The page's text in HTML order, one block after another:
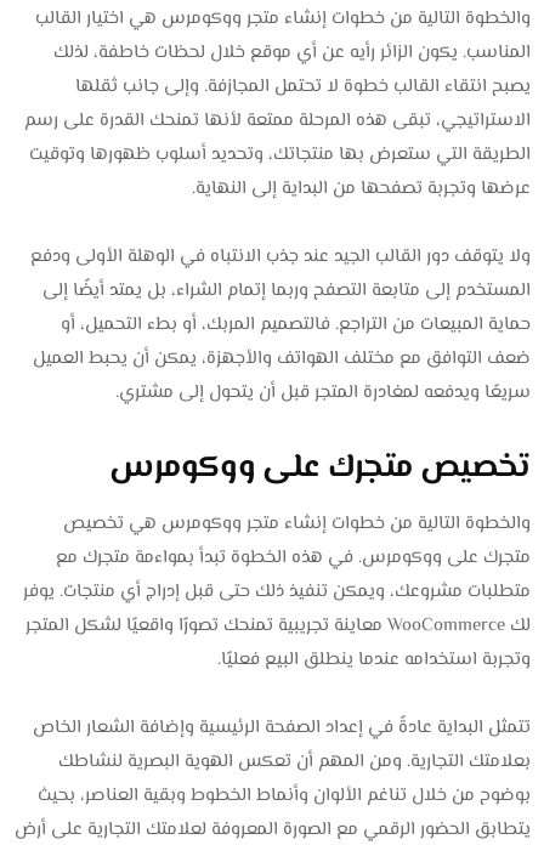
والخطوة التالية من خطوات إنشاء متجر ووكومرس هي اختيار القالب
المناسب. يكون الزائر رأيه عن أي موقع خلال لحظات خاطفة، لذلك
يصبح انتقاء القالب خطوة لا تحتمل المجازفة. وإلى جانب ثقلها
الاستراتيجي، تبقى هذه المرحلة ممتعة لأنها تمنحك القدرة على رسم
الطريقة التي ستعرض بها منتجاتك، وتحديد أسلوب ظهورها وتوقيت
عرضها وتجربة تصفحها من البداية إلى النهاية.
ولا يتوقف دور القالب الجيد عند جذب الانتباه في الوهلة الأولى ودفع
المستخدم إلى متابعة التصفح وربما إتمام الشراء، بل يمتد أيضًا إلى
حماية المبيعات من التراجع. فالتصميم المربك، أو بطء التحميل، أو
ضعف التوافق مع مختلف الهواتف والأجهزة، يمكن أن يحبط العميل
سريعًا ويدفعه لمغادرة المتجر قبل أن يتحول إلى مشتري.
تخصيص متجرك على ووكومرس
والخطوة التالية من خطوات إنشاء متجر ووكومرس هي تخصيص
متجرك على ووكومرس. في هذه الخطوة تبدأ بمواءمة متجرك مع
متطلبات مشروعك، ويمكن تنفيذ ذلك حتى قبل إدراج أي منتجات. يوفر
لك WooCommerce معاينة تجريبية تمنحك تصورًا واقعيًا لشكل المتجر
وتجربة استخدامه عندما ينطلق البيع فعليًا.
تتمثل البداية عادةً في إعداد الصفحة الرئيسية وإضافة الشعار الخاص
بعلامتك التجارية. ومن المهم أن تعكس الهوية البصرية لنشاطك
بوضوح من خلال تناغم الألوان وأنماط الخطوط وبقية العناصر، بحيث
يتطابق الحضور الرقمي مع الصورة المعروفة لعلامتك التجارية على أرض